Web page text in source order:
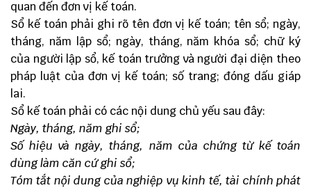
quan đến đơn vị kế toán.
Sổ kế toán phải ghi rõ tên đơn vị kế toán; tên sổ; ngày,
tháng, năm lập sổ; ngày, tháng, năm khóa sổ; chữ ký
của người lập sổ, kế toán trưởng và người đại diện theo
pháp luật của đơn vị kế toán; số trang; đóng dấu giáp
lai.
Sổ kế toán phải có các nội dung chủ yếu sau đây:
Ngày, tháng, năm ghi sổ;
Số hiệu và ngày, tháng, năm của chứng từ kế toán
dùng làm căn cứ ghi sổ;
Tóm tắt nội dung của nghiệp vụ kinh tế, tài chính phát